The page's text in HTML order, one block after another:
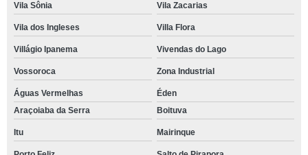
Vila Sônia Vila Zacarias
Vila dos Ingleses Villa Flora
Villágio Ipanema Vivendas do Lago
Vossoroca Zona Industrial
Águas Vermelhas
Éden
Araçoiaba da Serra
Boituva
Itu Mairinque